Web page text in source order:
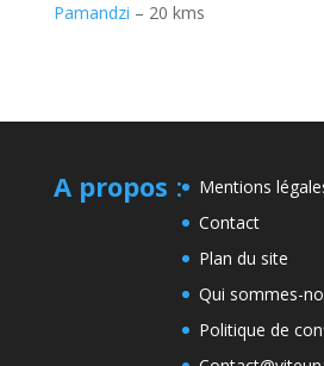
Pamandzi – 20 kms
A propos :
Mentions
Contact
Plan du site
Qui sommes-
Politique de